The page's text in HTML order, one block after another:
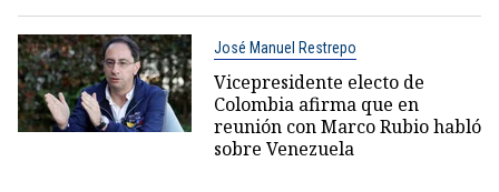
José Manuel Restrepo
Vicepresidente electo de
Colombia afirma que en
reunión con Marco Rubio habló
sobre Venezuela